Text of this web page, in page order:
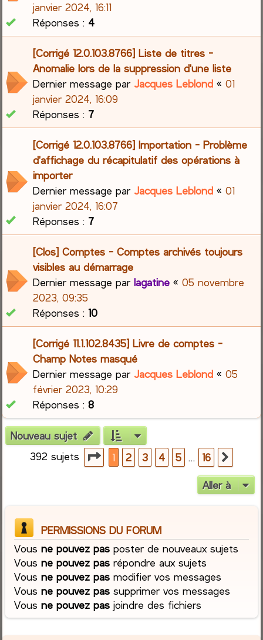
janvier 2024, 16:11
Réponses : 4
[Corrigé 12.0.103.8766] Liste de titres -
Anomalie lors de la suppression d'une liste
Dernier message parJacques Leblond «01
janvier 2024, 16:09
Réponses : 7
[Corrigé 12.0.103.8766] Importation - Problème
d'affichage du récapitulatif des opérations à
importer
Dernier message parJacques Leblond «01
janvier 2024, 16:07
Réponses : 7
[Clos] Comptes - Comptes archivés toujours
visibles au démarrage
Dernier message parlagatine «05 novembre
2023, 09:35
Réponses :10
[Corrigé 11.1.102.8435] Livre de comptes -
Champ Notes masqué
Dernier message parJacques Leblond «05
février 2023, 10:29
Réponses :8
Nouveau sujet
392 sujets
Page1sur 16
1 2 3 4 5 … 16
Aller à
PERMISSIONS DU FORUM
Vousne pouvez pas poster de nouveaux sujets
Vousne pouvez pas répondre aux sujets
Vousne pouvez pas modifier vos messages
Vousne pouvez pas supprimer vos messages
Vousne pouvez pas joindre des fichiers